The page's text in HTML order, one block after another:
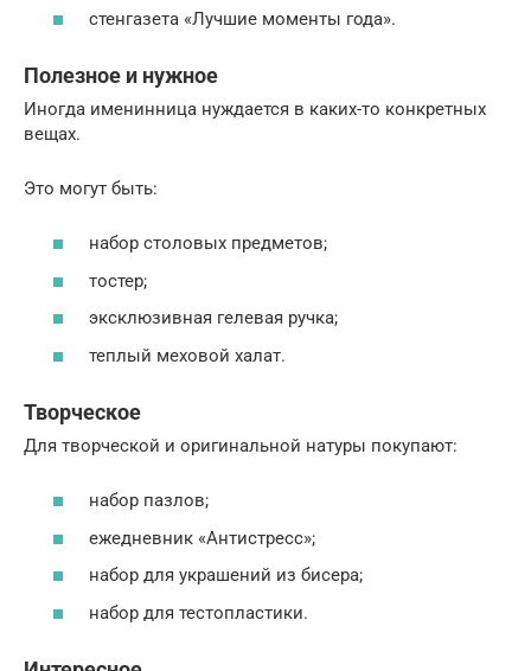
стенгазета «Лучшие моменты года».
Полезное и нужное
Иногда именинница нуждается в каких-то конкретных
вещах.
Это могут быть:
набор столовых предметов;
тостер;
эксклюзивная гелевая ручка;
теплый меховой халат.
Творческое
Для творческой и оригинальной натуры покупают:
набор пазлов;
ежедневник «Антистресс»;
набор для украшений из бисера;
набор для тестопластики.